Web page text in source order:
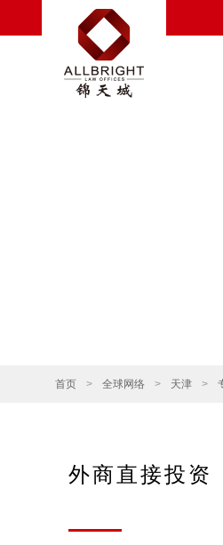
首页 > 全球网络 > 天津 >
外商直接投资